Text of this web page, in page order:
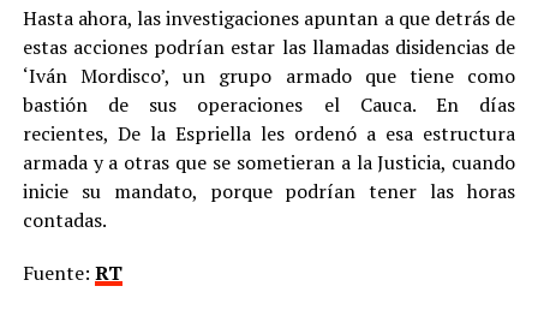
Hasta ahora, las investigaciones apuntan a que detrás de
estas acciones podrían estar las llamadas disidencias de
‘Iván Mordisco’, un grupo armado que tiene como
bastión de sus operaciones el Cauca. En días
recientes, De la Espriella les ordenó a esa estructura
armada y a otras que se sometieran a la Justicia, cuando
inicie su mandato, porque podrían tener las horas
contadas.
Fuente: RT